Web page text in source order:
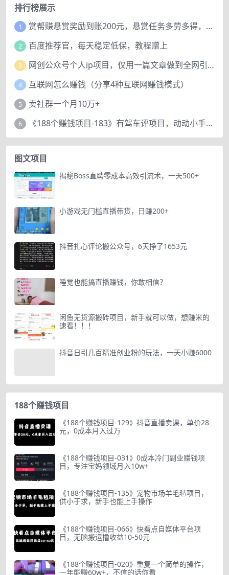
排行榜展示
1 赏帮赚悬赏奖励到账200元，悬赏任务多劳多得，人人可做。
2 百度推荐官，每天稳定低保，教程赠上
3 网创公众号个人ip项目，仅用一篇文章做到全网引流！
4 互联网怎么赚钱（分享4种互联网赚钱模式）
5 卖社群一个月10万+
6 《188个赚钱项目-183》有驾车评项目，动动小手，复制粘贴赚44元！
图文项目
揭秘Boss直聘零成本高效引流术，一天500+
小游戏无门槛直播带货，日赚200+
抖音扎心评论搬公众号，6天挣了1653元
睡觉也能搞直播赚钱，你敢相信？
闲鱼无货源搬砖项目，新手就可以做，想赚米的
速看！！！
抖音日引几百精准创业粉的玩法，一天小赚6000
188个赚钱项目
《188个赚钱项目-129》抖音直播卖课，单价28
元，0成本月入过万
《188个赚钱项目-031》0成本冷门副业赚钱项
目，专注宝妈领域月入10w+
《188个赚钱项目-135》宠物市场羊毛毡项目，
供小于求，新手也能上手操作
《188个赚钱项目-066》快看点自媒体平台项
目，无脑搬运撸收益10-50元
《188个赚钱项目-020》重复一个简单的操作，
一年能赚60w+，不信的话你看